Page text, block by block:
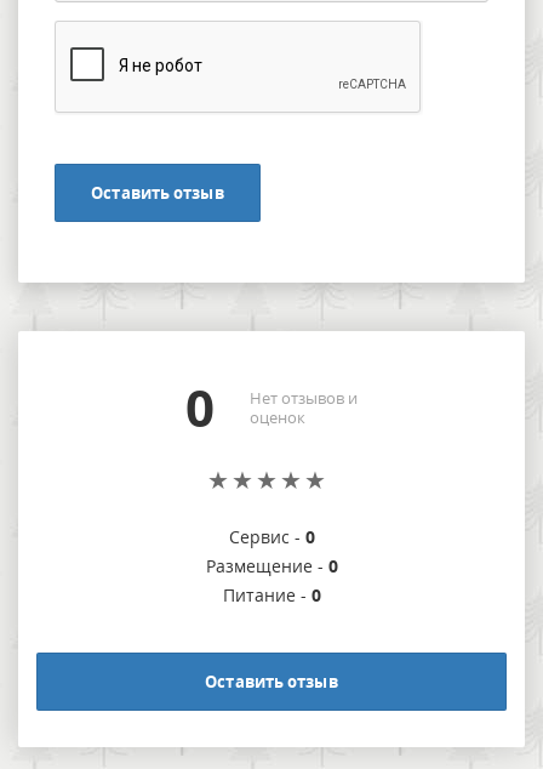
Оставить отзыв
0
Нет отзывов и
оценок
Сервис - 0
Размещение - 0
Питание - 0
Оставить отзыв